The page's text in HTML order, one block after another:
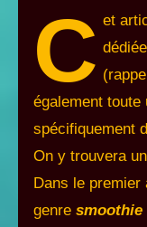
C et
également toute
spécifiquement
On y trouvera
Dans le premier
genre smoothie